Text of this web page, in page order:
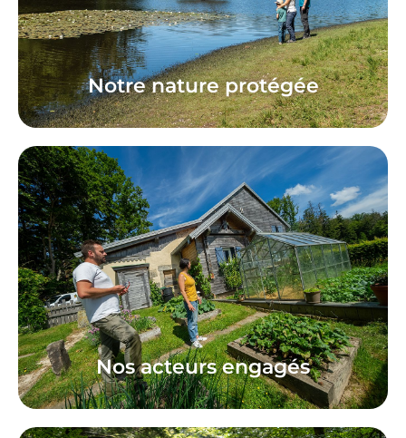
Notre nature protégée
Nos acteurs engagés